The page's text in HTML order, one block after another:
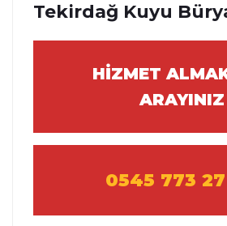
Tekirdağ Kuyu
HİZMET
ARAYINIZ
0545 773